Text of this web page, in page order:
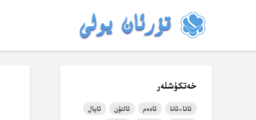
خەتكۈشلەر
ئاتا-ئانا ئادەم ئالتۇن
ئايال